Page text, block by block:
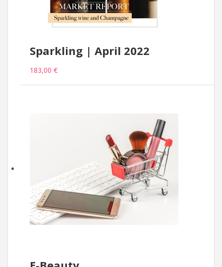
Sparkling | April 2022
183,00 €